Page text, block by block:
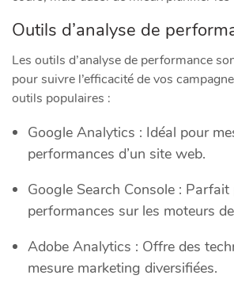
Outils d’analyse de
Les outils d’analyse de performance
pour suivre l’efficacité de vos
outils populaires :
Google Analytics : Idéal pour
performances d’un site web.
Google Search Console :
performances sur les moteurs
Adobe Analytics : Offre des
mesure marketing diversifiées.